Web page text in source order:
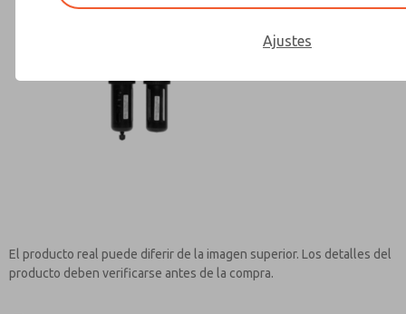
El producto real puede diferir de la imagen superior. Los detalles del
producto deben verificarse antes de la compra.
Contact ROSS Mexico for
Ajustes